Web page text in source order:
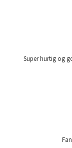
Super hurtig og